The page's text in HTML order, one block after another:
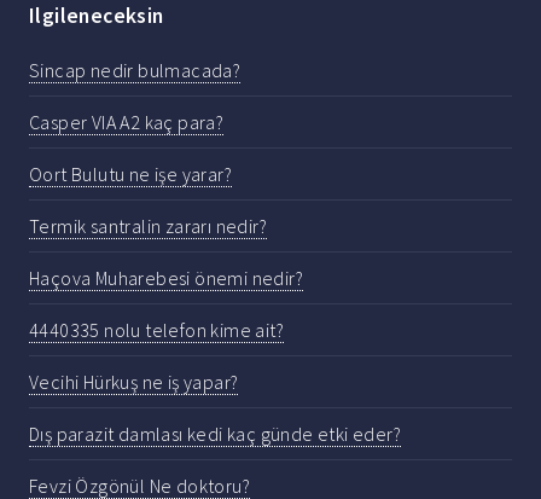
Ilgileneceksin
Sincap nedir bulmacada?
Casper VIA A2 kaç para?
Oort Bulutu ne işe yarar?
Termik santralin zararı nedir?
Haçova Muharebesi önemi nedir?
4440335 nolu telefon kime ait?
Vecihi Hürkuş ne iş yapar?
Dış parazit damlası kedi kaç günde etki eder?
Fevzi Özgönül Ne doktoru?